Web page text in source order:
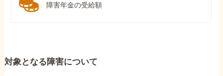
障害年金の受給額
対象となる障害について